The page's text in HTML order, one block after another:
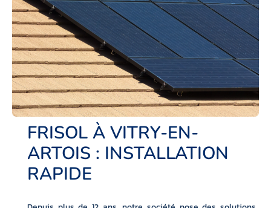
FRISOL À VITRY-EN-
ARTOIS : INSTALLATION
RAPIDE